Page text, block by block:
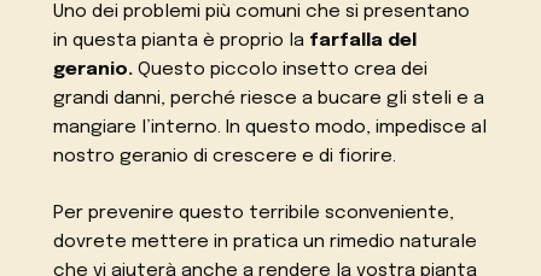
Uno dei problemi più comuni che si presentano
in questa pianta è proprio la farfalla del
geranio. Questo piccolo insetto crea dei
grandi danni, perché riesce a bucare gli steli e a
mangiare l’interno. In questo modo, impedisce al
nostro geranio di crescere e di fiorire.
Per prevenire questo terribile sconveniente,
dovrete mettere in pratica un rimedio naturale
che vi aiuterà anche a rendere la vostra pianta